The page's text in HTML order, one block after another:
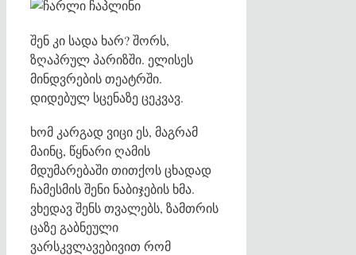
შენ კი სადა ხარ? შორს,
ზღაპრულ პარიზში. ელისეს
მინდვრების თეატრში.
დიდებულ სცენაზე ცეკვავ.
ხომ კარგად ვიცი ეს, მაგრამ
მაინც, წყნარი ღამის
მდუმარებაში თითქოს ცხადად
ჩამესმის შენი ნაბიჯების ხმა.
ვხედავ შენს თვალებს, ზამთრის
ცაზე გაბნეული
ვარსკვლავებივით რომ